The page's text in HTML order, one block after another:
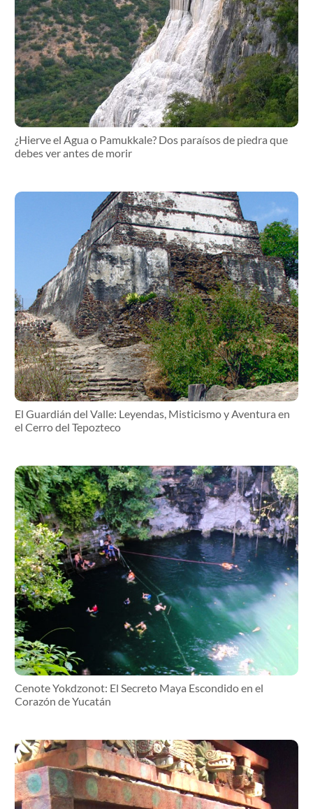
¿Hierve el Agua o Pamukkale? Dos paraísos de piedra que
debes ver antes de morir
El Guardián del Valle: Leyendas, Misticismo y Aventura en
el Cerro del Tepozteco
Cenote Yokdzonot: El Secreto Maya Escondido en el
Corazón de Yucatán